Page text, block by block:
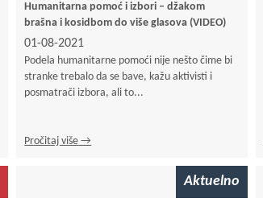
Humanitarna pomoć i izbori – džakom
brašna i kosidbom do više glasova (VIDEO)
01-08-2021
Podela humanitarne pomoći nije nešto čime bi
stranke trebalo da se bave, kažu aktivisti i
posmatrači izbora, ali to...
Pročitaj više →
Aktuelno